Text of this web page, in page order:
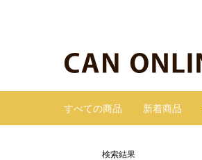
すべての商品 新着商品
検索結果